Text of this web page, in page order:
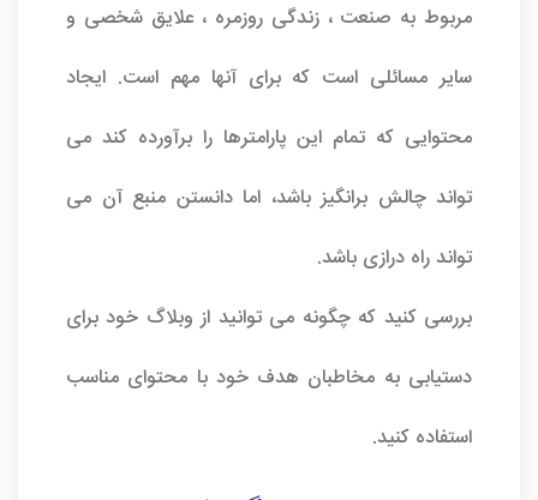
مربوط به صنعت ، زندگی روزمره ، علایق شخصی و
سایر مسائلی است که برای آنها مهم است. ایجاد
محتوایی که تمام این پارامترها را برآورده کند می
تواند چالش برانگیز باشد، اما دانستن منبع آن می
تواند راه درازی باشد.
بررسی کنید که چگونه می توانید از وبلاگ خود برای
دستیابی به مخاطبان هدف خود با محتوای مناسب
استفاده کنید.